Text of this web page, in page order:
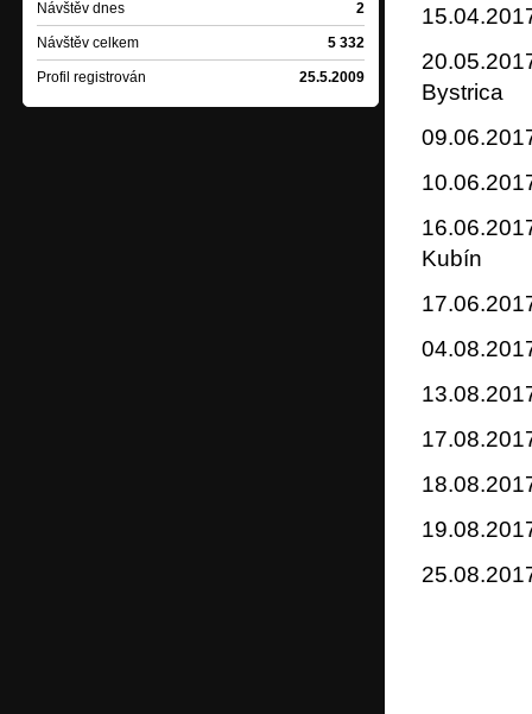
Návštěv dnes 2
Návštěv celkem 5 332
Profil registrován 25.5.2009
Bystrica
Kubín